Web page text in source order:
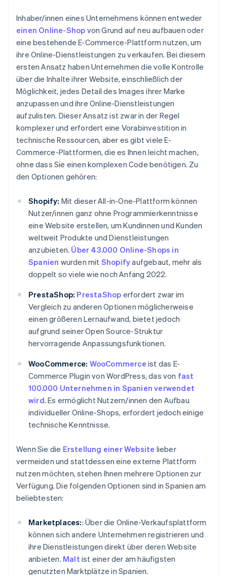
Inhaber/innen eines Unternehmens können entweder
einen Online-Shop von Grund auf neu aufbauen oder
eine bestehende E-Commerce-Plattform nutzen, um
ihre Online-Dienstleistungen zu verkaufen. Bei diesem
ersten Ansatz haben Unternehmen die volle Kontrolle
über die Inhalte ihrer Website, einschließlich der
Möglichkeit, jedes Detail des Images ihrer Marke
anzupassen und ihre Online-Dienstleistungen
aufzulisten. Dieser Ansatz ist zwar in der Regel
komplexer und erfordert eine Vorabinvestition in
technische Ressourcen, aber es gibt viele E-
Commerce-Plattformen, die es Ihnen leicht machen,
ohne dass Sie einen komplexen Code benötigen. Zu
den Optionen gehören:
Shopify: Mit dieser All-in-One-Plattform können
Nutzer/innen ganz ohne Programmierkenntnisse
eine Website erstellen, um Kundinnen und Kunden
weltweit Produkte und Dienstleistungen
anzubieten. Über 43.000 Online-Shops in
Spanien wurden mit Shopifyaufgebaut, mehr als
doppelt so viele wie noch Anfang 2022.
PrestaShop: PrestaShop erfordert zwar im
Vergleich zu anderen Optionen möglicherweise
einen größeren Lernaufwand, bietet jedoch
aufgrund seiner Open Source-Struktur
hervorragende Anpassungsfunktionen.
WooCommerce: WooCommerce ist das E-
Commerce Plugin von WordPress, das von fast
100.000 Unternehmen in Spanien verwendet
wird. Es ermöglicht Nutzern/innen den Aufbau
individueller Online-Shops, erfordert jedoch einige
technische Kenntnisse.
Wenn Sie die Erstellung einer Website lieber
vermeiden und stattdessen eine externe Plattform
nutzen möchten, stehen Ihnen mehrere Optionen zur
Verfügung. Die folgenden Optionen sind in Spanien am
beliebtesten:
Marketplaces:: Über die Online-Verkaufsplattform
können sich andere Unternehmen registrieren und
ihre Dienstleistungen direkt über deren Website
anbieten. Malt ist einer der am häufigsten
genutzten Marktplätze in Spanien.